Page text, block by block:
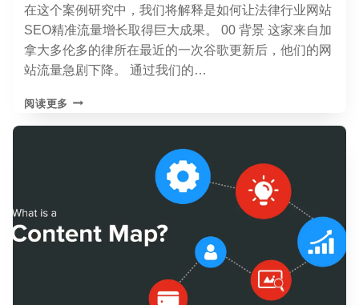
在这个案例研究中，我们将解释是如何让法律行业网站
SEO精准流量增长取得巨大成果。 00 背景 这家来自加
拿大多伦多的律所在最近的一次谷歌更新后，他们的网
站流量急剧下降。 通过我们的…
阅读更多 SEO
让
律